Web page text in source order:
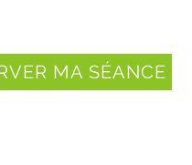
MA SÉANCE